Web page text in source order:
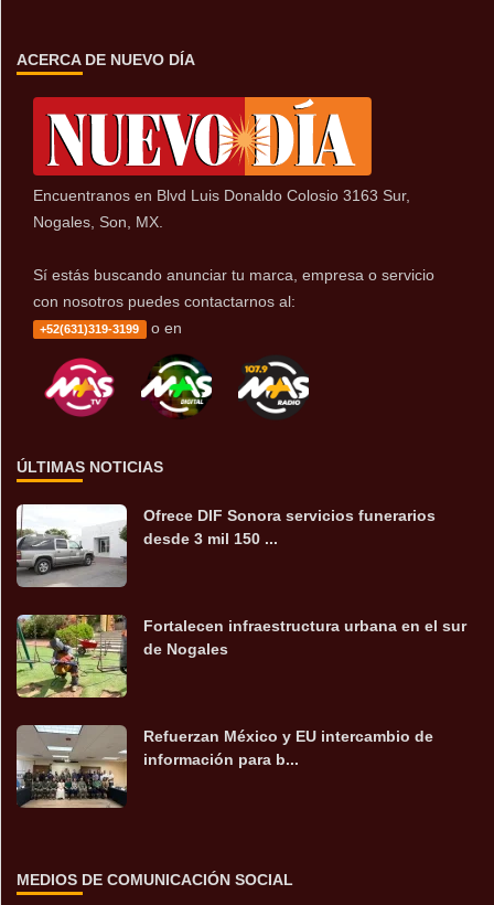
ACERCA DE NUEVO DÍA
Encuentranos en Blvd Luis Donaldo Colosio 3163 Sur,
Nogales, Son, MX.
Sí estás buscando anunciar tu marca, empresa o servicio
con nosotros puedes contactarnos al:
+52(631)319-3199 o en
ÚLTIMAS NOTICIAS
Ofrece DIF Sonora servicios funerarios
desde 3 mil 150 ...
Fortalecen infraestructura urbana en el sur
de Nogales
Refuerzan México y EU intercambio de
información para b...
MEDIOS DE COMUNICACIÓN SOCIAL